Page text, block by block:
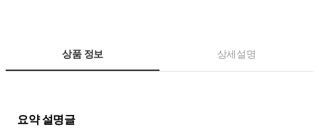
상품 정보 상세설명
요약 설명글